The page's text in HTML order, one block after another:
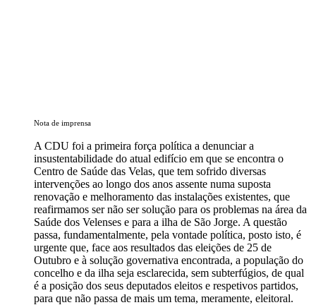
Nota de imprensa
A CDU foi a primeira força política a denunciar a
insustentabilidade do atual edifício em que se encontra o
Centro de Saúde das Velas, que tem sofrido diversas
intervenções ao longo dos anos assente numa suposta
renovação e melhoramento das instalações existentes, que
reafirmamos ser não ser solução para os problemas na área da
Saúde dos Velenses e para a ilha de São Jorge. A questão
passa, fundamentalmente, pela vontade política, posto isto, é
urgente que, face aos resultados das eleições de 25 de
Outubro e à solução governativa encontrada, a população do
concelho e da ilha seja esclarecida, sem subterfúgios, de qual
é a posição dos seus deputados eleitos e respetivos partidos,
para que não passa de mais um tema, meramente, eleitoral.